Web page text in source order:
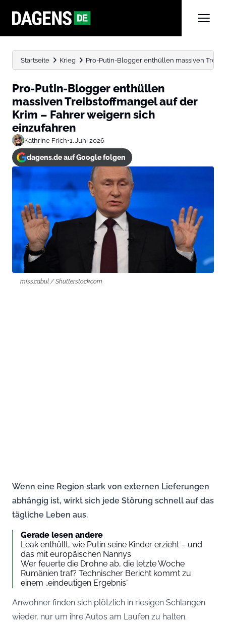
Startseite Krieg Pro-Putin-Blogger enthüllen massiven
Pro-Putin-Blogger enthüllen
massiven Treibstoffmangel auf der
Krim – Fahrer weigern sich
einzufahren
Kathrine Frich•1. Juni 2026
dagens.de auf Google folgen
miss.cabul / Shutterstock.com
Wenn eine Region stark von externen Lieferungen
abhängig ist, wirkt sich jede Störung schnell auf das
tägliche Leben aus.
Gerade lesen andere
Leak enthüllt, wie Putin seine Kinder erzieht – und
das mit europäischen Nannys
Wer feuerte die Drohne ab, die letzte Woche
Rumänien traf? Technischer Bericht kommt zu
einem „eindeutigen Ergebnis“
Anwohner finden sich plötzlich in riesigen Schlangen
wieder, nur um ihre Autos am Laufen zu halten.